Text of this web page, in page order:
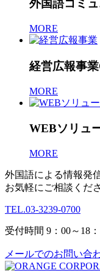
外国語コミ
MORE
経営広報事業
MORE
WEBソリュ
MORE
外国語による情報発
お気軽にご相談くだ
TEL.03-3239-0700
受付時間 9：00～18
メールでのお問い合